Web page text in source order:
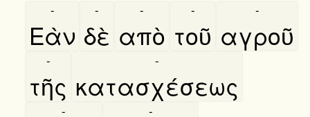
Εὰν
-
δὲ
-
απὸ
-
τοῦ
-
αγροῦ
-
τῆς
-
κατασχέσεως
-
- -